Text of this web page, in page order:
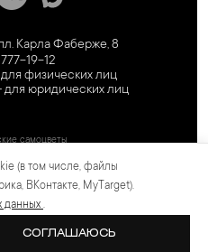
Карла Фаберже, 8
19-12
физических лиц
для юридических лиц
самоцветы
Цены на сайте и в розничной сети
о товаре носит рекламный характер и
оферты на основании п.1 ст. 437
кодекса РФ.
(в том числе, файлы
ВКонтакте, MyTarget).
данных .
СОГЛАШАЮСЬ